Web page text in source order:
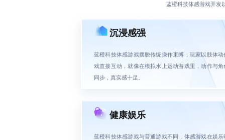
蓝橙科技体感游戏开发
沉浸感强
蓝橙科技体感游戏摆脱传统操作束缚，玩家以肢体动
戏直接互动，就像在模拟水上运动游戏里，动作与角
同步，真实感十足。
健康娱乐
蓝橙科技体感游戏与普通游戏不同，体感游戏在娱乐